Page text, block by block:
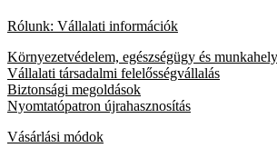
Rólunk: Vállalati információk
Környezetvédelem, egészségügy és
Vállalati társadalmi felelősségvállalás
Biztonsági megoldások
Nyomtatópatron újrahasznosítás
Vásárlási módok